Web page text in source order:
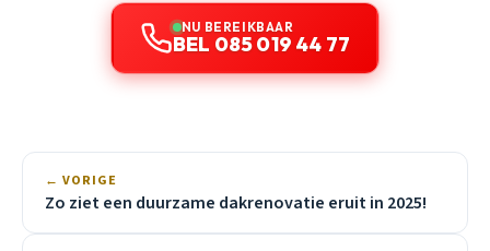
NU BEREIKBAAR
BEL 085 019 44 77
← VORIGE
Zo ziet een duurzame dakrenovatie eruit in 2025!